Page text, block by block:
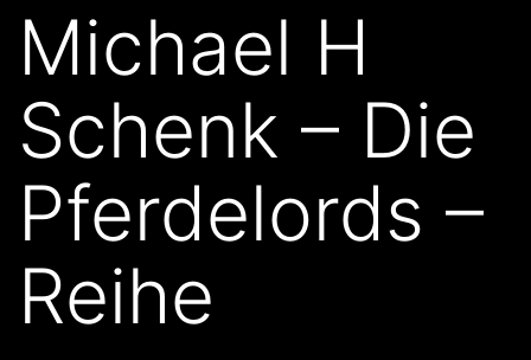
Michael H
Schenk – Die
Pferdelords –
Reihe